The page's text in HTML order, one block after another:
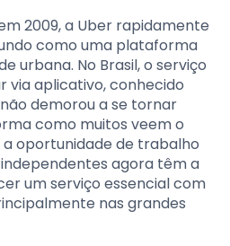
2009, a Uber rapidamente
como uma plataforma
urbana. No Brasil, o serviço
aplicativo, conhecido
demorou a se tornar
como muitos veem o
oportunidade de trabalho
agora têm a
um serviço essencial com
nas grandes